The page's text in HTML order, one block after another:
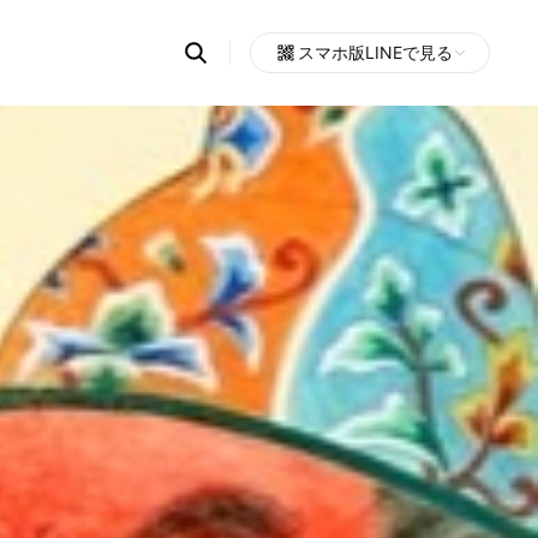
Search
OpenChats
messages
search
area
スマホ版LINEで見る